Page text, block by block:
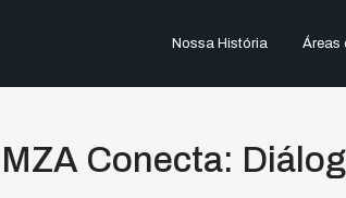
Nossa História Áreas
MZA Conecta: